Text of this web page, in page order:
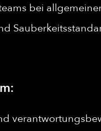
bei